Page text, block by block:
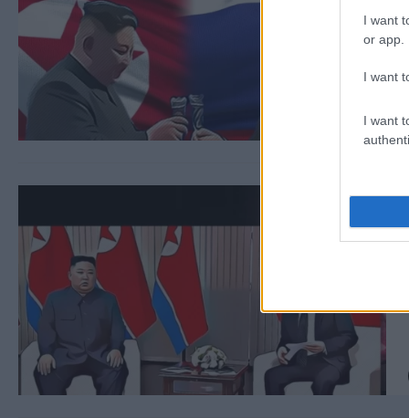
I want
or app.
I want
I want